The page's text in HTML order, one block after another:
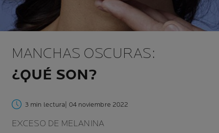
MANCHAS OSCURAS:
¿QUÉ SON?
3 min lectura | 04 noviembre 2022
EXCESO DE MELANINA